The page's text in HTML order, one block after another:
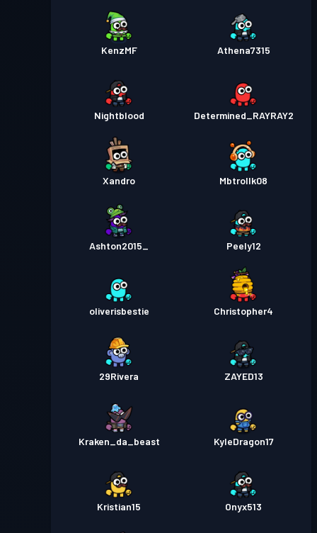
KenzMF Athena7315
Nightblood Determined_RAYRAY2
Xandro Mbtrollk08
Ashton2015_ Peely12
oliverisbestie Christopher4
29Rivera ZAYED13
Kraken_da_beast KyleDragon17
Kristian15 Onyx513